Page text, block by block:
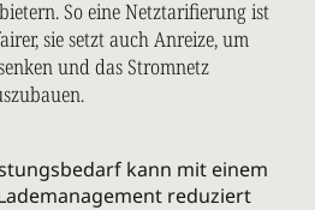
So eine Netztarifierung ist
sie setzt auch Anreize, um
und das Stromnetz